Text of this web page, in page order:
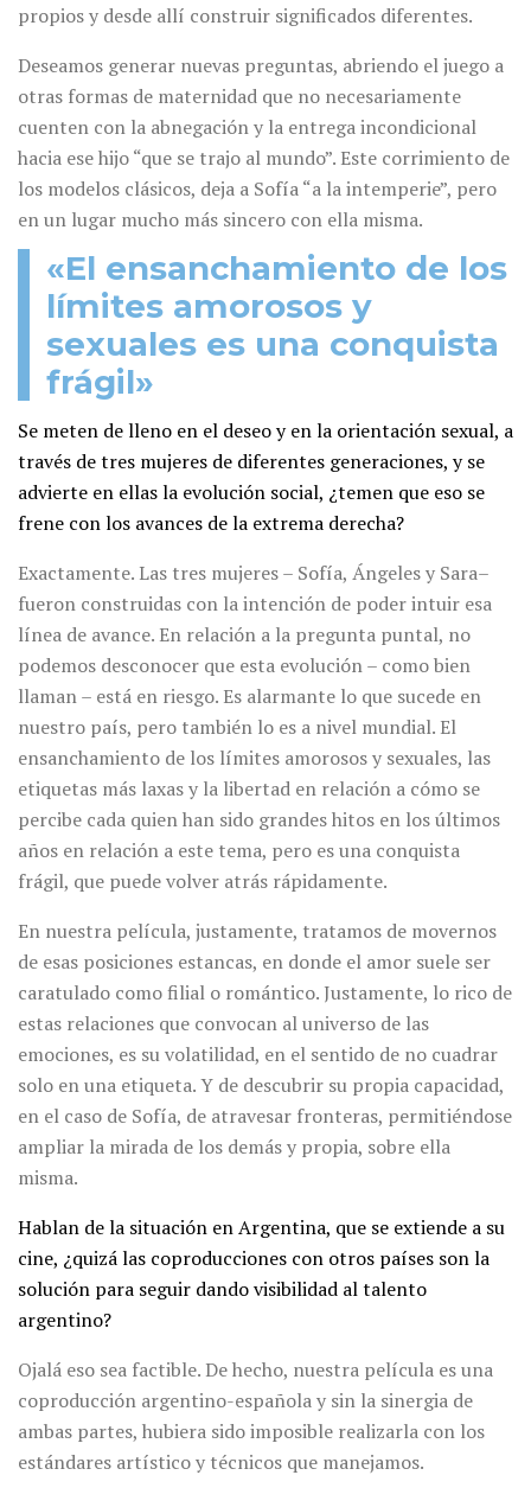
propios y desde allí construir significados diferentes.
Deseamos generar nuevas preguntas, abriendo el juego a
otras formas de maternidad que no necesariamente
cuenten con la abnegación y la entrega incondicional
hacia ese hijo “que se trajo al mundo”. Este corrimiento de
los modelos clásicos, deja a Sofía “a la intemperie”, pero
en un lugar mucho más sincero con ella misma.
«El ensanchamiento de los
límites amorosos y
sexuales es una conquista
frágil»
Se meten de lleno en el deseo y en la orientación sexual, a
través de tres mujeres de diferentes generaciones, y se
advierte en ellas la evolución social, ¿temen que eso se
frene con los avances de la extrema derecha?
Exactamente. Las tres mujeres – Sofía, Ángeles y Sara–
fueron construidas con la intención de poder intuir esa
línea de avance. En relación a la pregunta puntal, no
podemos desconocer que esta evolución – como bien
llaman – está en riesgo. Es alarmante lo que sucede en
nuestro país, pero también lo es a nivel mundial. El
ensanchamiento de los límites amorosos y sexuales, las
etiquetas más laxas y la libertad en relación a cómo se
percibe cada quien han sido grandes hitos en los últimos
años en relación a este tema, pero es una conquista
frágil, que puede volver atrás rápidamente.
En nuestra película, justamente, tratamos de movernos
de esas posiciones estancas, en donde el amor suele ser
caratulado como filial o romántico. Justamente, lo rico de
estas relaciones que convocan al universo de las
emociones, es su volatilidad, en el sentido de no cuadrar
solo en una etiqueta. Y de descubrir su propia capacidad,
en el caso de Sofía, de atravesar fronteras, permitiéndose
ampliar la mirada de los demás y propia, sobre ella
misma.
Hablan de la situación en Argentina, que se extiende a su
cine, ¿quizá las coproducciones con otros países son la
solución para seguir dando visibilidad al talento
argentino?
Ojalá eso sea factible. De hecho, nuestra película es una
coproducción argentino-española y sin la sinergia de
ambas partes, hubiera sido imposible realizarla con los
estándares artístico y técnicos que manejamos.